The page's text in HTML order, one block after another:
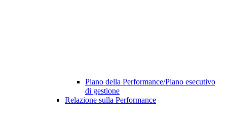
Piano della Performance/Piano esecutivo
di gestione
Relazione sulla Performance